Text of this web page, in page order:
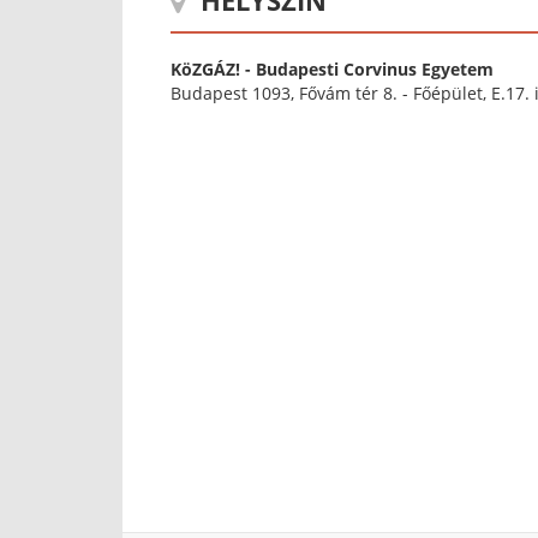
KöZGÁZ! - Budapesti Corvinus Egyetem
Budapest 1093, Fővám tér 8. - Főépület, E.17.